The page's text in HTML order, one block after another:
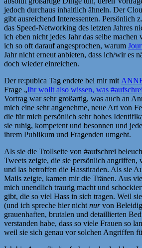
jedoch durchaus inhaltlich ähneln. Der
gibt ausreichend Interessenten. Persönlich
das Speed-Networking des letzten Jahres
ich eben nicht jedes Jahr das selbe
ich so oft darauf angesprochen, warum
Jahr nicht erneut anbieten, dass ich/wir es
doch wieder einreichen.
Der re:pubica Tag endete bei mir mit
Frage „Ihr wollt also wissen, was
Vortrag war sehr großartig, was auch an
mich eine sehr angenehme, neue Art von
die für mich persönlich sehr hohes
sie ruhig, kompetent und besonnen und
ihrem Publikum und Fragenden umgeht.
Als sie die Trollseite von #aufschrei
Tweets zeigte, die sie persönlich angriffen,
und las betroffen die Hasstiraden. Als sie
Mails zeigte, kamen mir die Tränen. Aus
mich unendlich traurig macht und
gibt, die so viel Hass in sich tragen. Weil
(und ich spreche hier nicht nurvon
grauenhaften, brutalen und detaillierten
verstanden habe, dass so viele Frauen so
weil sie sich genau vor solchen Angriffen